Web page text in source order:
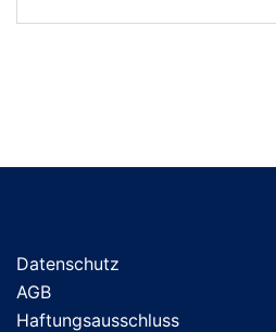
Datenschutz
AGB
Haftungsausschluss